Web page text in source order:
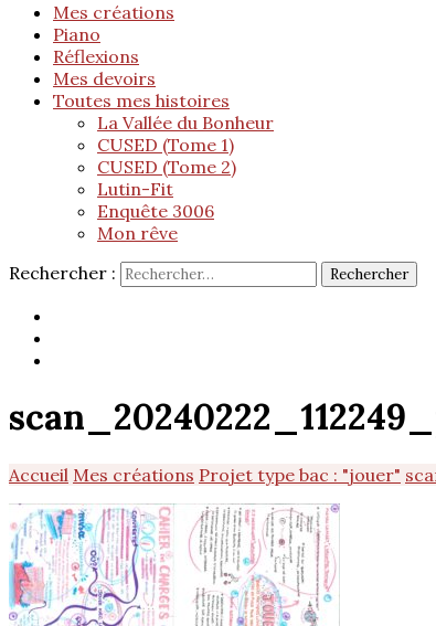
Mes créations
Piano
Réflexions
Mes devoirs
Toutes mes histoires
La Vallée du Bonheur
CUSED (Tome 1)
CUSED (Tome 2)
Lutin-Fit
Enquête 3006
Mon rêve
Rechercher :
Accueil Mes créations Projet type bac : "jouer"